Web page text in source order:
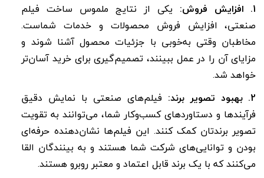
1. افزایش فروش:
یکی از نتایج ملموس ساخت فیلم
صنعتی، افزایش فروش محصولات و خدمات شماست.
مخاطبان وقتی به‌خوبی با جزئیات محصول آشنا شوند و
مزایای آن را در عمل ببینند، تصمیم‌گیری برای خرید آسان‌تر
خواهد شد.
2. بهبود تصویر برند:
فیلم‌های صنعتی با نمایش دقیق
فرآیندها و دستاوردهای کسب‌وکار شما، می‌توانند به تقویت
تصویر برندتان کمک کنند. این فیلم‌ها نشان‌دهنده حرفه‌ای
بودن و توانایی‌های شرکت شما هستند و به بینندگان القا
می‌کنند که با یک برند قابل اعتماد و معتبر روبرو هستند.